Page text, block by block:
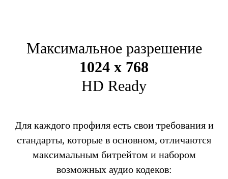
Максимальное разрешение
1024 x 768
HD Ready
Для каждого профиля есть свои требования и
стандарты, которые в основном, отличаются
максимальным битрейтом и набором
возможных аудио кодеков: